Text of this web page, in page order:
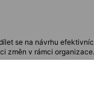
se na návrhu
změn v rámci